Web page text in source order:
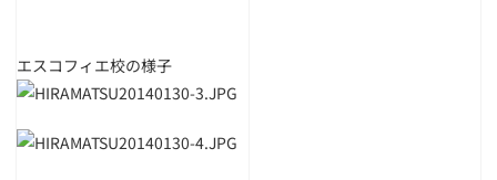
エスコフィエ校の様子